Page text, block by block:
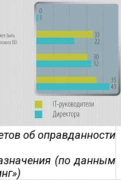
об оправданности
(по данным